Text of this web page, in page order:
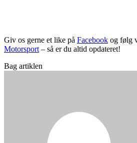
Giv os gerne et like på Facebook og følg
Motorsport – så er du altid opdateret!
Bag artiklen